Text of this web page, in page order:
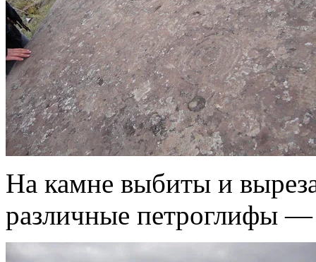
На камне выбиты и
различные петроглифы